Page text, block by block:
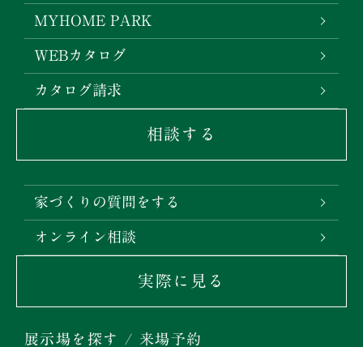
MYHOME PARK
WEBカタログ
カタログ請求
相談する
家づくりの質問をする
オンライン相談
実際に見る
展示場を探す / 来場予約